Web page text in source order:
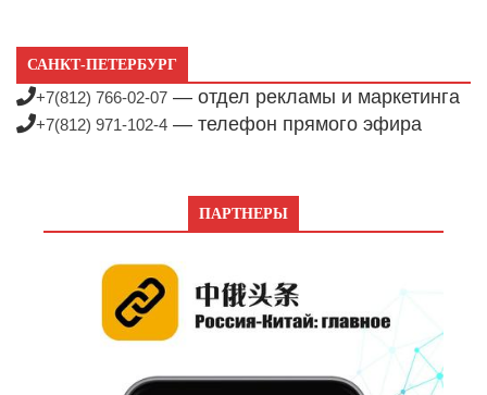
САНКТ-ПЕТЕРБУРГ
+7(812) 766-02-07 — отдел рекламы и маркетинга
+7(812) 971-102-4 — телефон прямого эфира
ПАРТНЕРЫ